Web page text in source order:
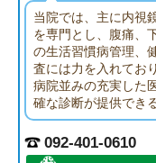
当院では、主に内視
を専門とし、腹痛、
の生活習慣病管理、
査には力を入れてお
病院並みの充実した
確な診断が提供でき
092-401-0610